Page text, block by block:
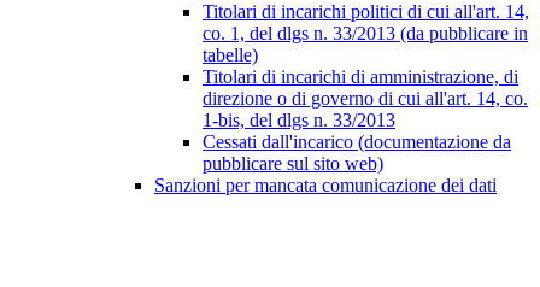
Titolari di incarichi politici di cui all'art. 14,
co. 1, del dlgs n. 33/2013 (da pubblicare in
tabelle)
Titolari di incarichi di amministrazione, di
direzione o di governo di cui all'art. 14, co.
1-bis, del dlgs n. 33/2013
Cessati dall'incarico (documentazione da
pubblicare sul sito web)
Sanzioni per mancata comunicazione dei dati